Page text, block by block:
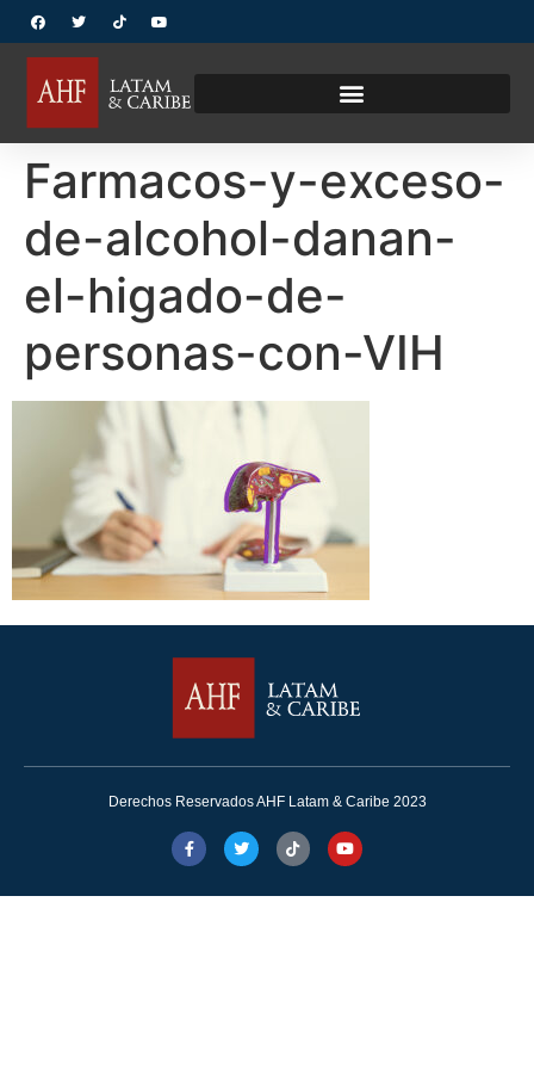
Farmacos-y-exceso-
de-alcohol-danan-
el-higado-de-
personas-con-VIH
Derechos Reservados AHF Latam & Caribe 2023